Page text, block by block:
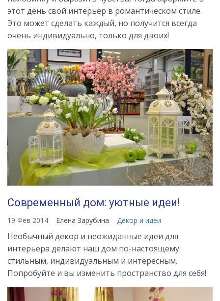
этот день свой интерьер в романтическом стиле.
Это может сделать каждый, но получится всегда
очень индивидуально, только для двоих!
Современный дом: уютные идеи!
19 Фев 2014 Елена Зарубина Декор и идеи
Необычный декор и неожиданные идеи для
интерьера делают наш дом по-настоящему
стильным, индивидуальным и интересным.
Попробуйте и вы изменить пространство для себя!